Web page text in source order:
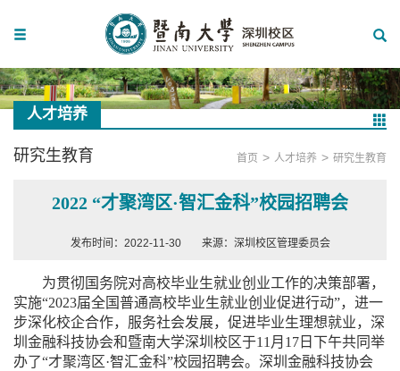
人才培养
研究生教育 首页 > 人才培养 > 研究生教育
2022 “才聚湾区·智汇金科”校园招聘会
发布时间：2022-11-30 来源：深圳校区管理委员会
为贯彻国务院对高校毕业生就业创业工作的决策部署，
实施“2023届全国普通高校毕业生就业创业促进行动”，进一
步深化校企合作，服务社会发展，促进毕业生理想就业，深
圳金融科技协会和暨南大学深圳校区于11月 17 日下午共同举
办了“才聚湾区·智汇金科”校园招聘会。深圳金融科技协会